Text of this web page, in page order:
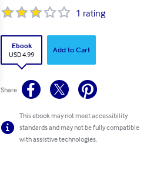
1 rating
Ebook
USD 4.99
Add to Cart
Share
This ebook may not meet accessibility
standards and may not be fully compatible
with assistive technologies.